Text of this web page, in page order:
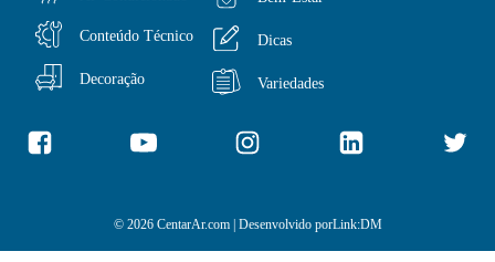
Conteúdo Técnico
Decoração
Dicas
Variedades
© 2026 CentarAr.com | Desenvolvido porLink:DM